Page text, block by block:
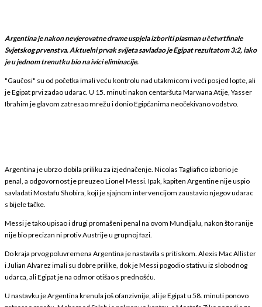
Argentina je nakon nevjerovatne drame uspjela izboriti plasman u četvrtfinale
Svjetskog prvenstva. Aktuelni prvak svijeta savladao je Egipat rezultatom 3:2, iako
je u jednom trenutku bio na ivici eliminacije.
"Gaučosi" su od početka imali veću kontrolu nad utakmicom i veći posjed lopte, ali
je Egipat prvi zadao udarac. U 15. minuti nakon centaršuta Marwana Atije, Yasser
Ibrahim je glavom zatresao mrežu i donio Egipćanima neočekivano vodstvo.
Argentina je ubrzo dobila priliku za izjednačenje. Nicolas Tagliafico izborio je
penal, a odgovornost je preuzeo Lionel Messi. Ipak, kapiten Argentine nije uspio
savladati Mostafu Shobira, koji je sjajnom intervencijom zaustavio njegov udarac
s bijele tačke.
Messi je tako upisao i drugi promašeni penal na ovom Mundijalu, nakon što ranije
nije bio precizan ni protiv Austrije u grupnoj fazi.
Do kraja prvog poluvremena Argentina je nastavila s pritiskom. Alexis Mac Allister
i Julian Alvarez imali su dobre prilike, dok je Messi pogodio stativu iz slobodnog
udarca, ali Egipat je na odmor otišao s prednošću.
U nastavku je Argentina krenula još ofanzivnije, ali je Egipat u 58. minuti ponovo